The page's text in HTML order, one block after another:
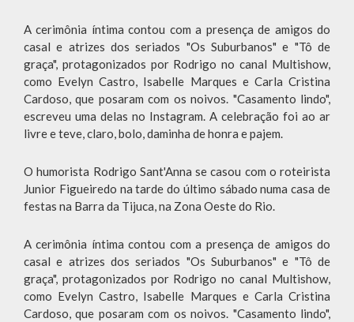
A cerimônia íntima contou com a presença de amigos do
casal e atrizes dos seriados "Os Suburbanos" e "Tô de
graça", protagonizados por Rodrigo no canal Multishow,
como Evelyn Castro, Isabelle Marques e Carla Cristina
Cardoso, que posaram com os noivos. "Casamento lindo",
escreveu uma delas no Instagram. A celebração foi ao ar
livre e teve, claro, bolo, daminha de honra e pajem.
O humorista Rodrigo Sant'Anna se casou com o roteirista
Junior Figueiredo na tarde do último sábado numa casa de
festas na Barra da Tijuca, na Zona Oeste do Rio.
A cerimônia íntima contou com a presença de amigos do
casal e atrizes dos seriados "Os Suburbanos" e "Tô de
graça", protagonizados por Rodrigo no canal Multishow,
como Evelyn Castro, Isabelle Marques e Carla Cristina
Cardoso, que posaram com os noivos. "Casamento lindo",